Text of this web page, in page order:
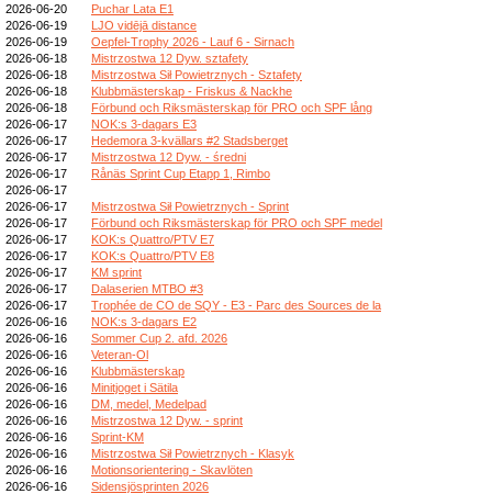
2026-06-20
Puchar Lata E1
2026-06-19
LJO vidējā distance
2026-06-19
Oepfel-Trophy 2026 - Lauf 6 - Sirnach
2026-06-18
Mistrzostwa 12 Dyw. sztafety
2026-06-18
Mistrzostwa Sił Powietrznych - Sztafety
2026-06-18
Klubbmästerskap - Friskus & Nackhe
2026-06-18
Förbund och Riksmästerskap för PRO och SPF lång
2026-06-17
NOK:s 3-dagars E3
2026-06-17
Hedemora 3-kvällars #2 Stadsberget
2026-06-17
Mistrzostwa 12 Dyw. - średni
2026-06-17
Rånäs Sprint Cup Etapp 1, Rimbo
2026-06-17
2026-06-17
Mistrzostwa Sił Powietrznych - Sprint
2026-06-17
Förbund och Riksmästerskap för PRO och SPF medel
2026-06-17
KOK:s Quattro/PTV E7
2026-06-17
KOK:s Quattro/PTV E8
2026-06-17
KM sprint
2026-06-17
Dalaserien MTBO #3
2026-06-17
Trophée de CO de SQY - E3 - Parc des Sources de la
2026-06-16
NOK:s 3-dagars E2
2026-06-16
Sommer Cup 2. afd. 2026
2026-06-16
Veteran-Ol
2026-06-16
Klubbmästerskap
2026-06-16
Minitjoget i Sätila
2026-06-16
DM, medel, Medelpad
2026-06-16
Mistrzostwa 12 Dyw. - sprint
2026-06-16
Sprint-KM
2026-06-16
Mistrzostwa Sił Powietrznych - Klasyk
2026-06-16
Motionsorientering - Skavlöten
2026-06-16
Sidensjösprinten 2026